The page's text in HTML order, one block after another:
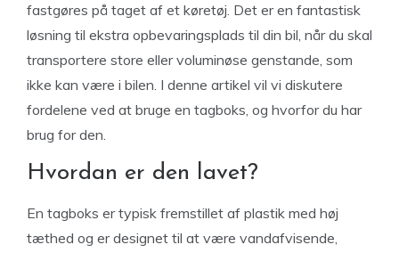
fastgøres på taget af et køretøj. Det er en fantastisk
løsning til ekstra opbevaringsplads til din bil, når du skal
transportere store eller voluminøse genstande, som
ikke kan være i bilen. I denne artikel vil vi diskutere
fordelene ved at bruge en tagboks, og hvorfor du har
brug for den.
Hvordan er den lavet?
En tagboks er typisk fremstillet af plastik med høj
tæthed og er designet til at være vandafvisende,